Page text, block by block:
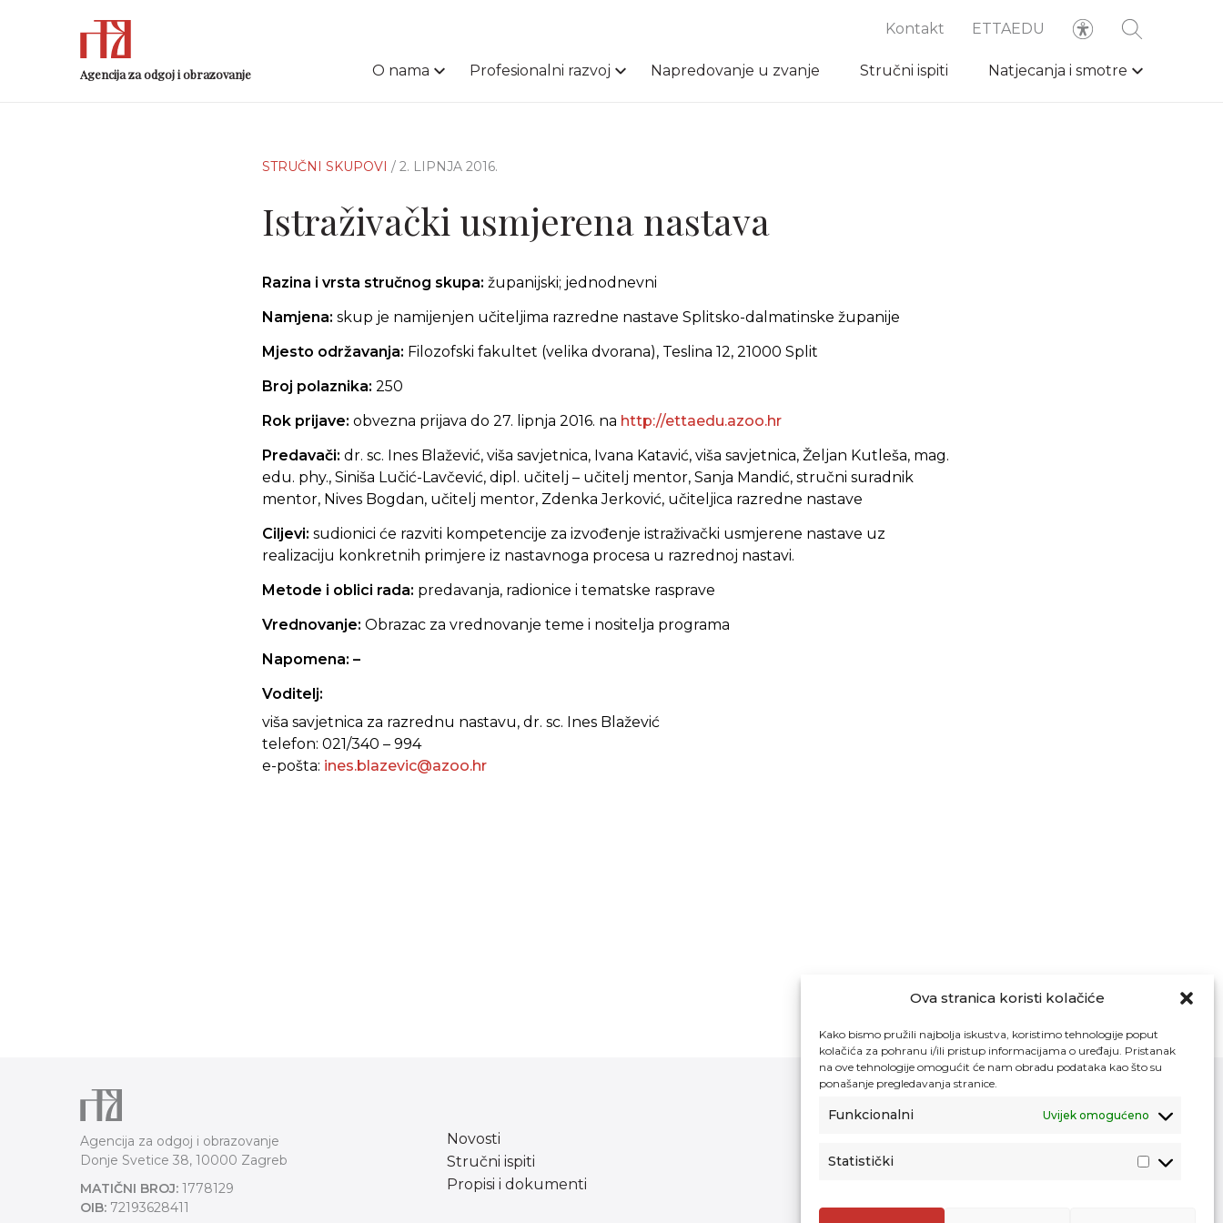
Ova stranica koristi kolačiće
Kako bismo pružili najbolja iskustva, koristimo tehnologije poput
kolačića za pohranu i/ili pristup informacijama o uređaju. Pristanak
na ove tehnologije omogućit će nam obradu podataka kao što su
ponašanje pregledavanja stranice.
Funkcionalni Uvijek omogućeno
Statistički
Agencija za odgoj i obrazovanje
Kontakt ETTAEDU
O nama Profesionalni razvoj Napredovanje u zvanje Stručni ispiti Natjecanja i smotre
STRUČNI SKUPOVI / 2. LIPNJA 2016.
Istraživački usmjerena nastava
Razina i vrsta stručnog skupa: županijski; jednodnevni
Namjena: skup je namijenjen učiteljima razredne nastave Splitsko-dalmatinske županije
Mjesto održavanja: Filozofski fakultet (velika dvorana), Teslina 12, 21000 Split
Broj polaznika: 250
Rok prijave: obvezna prijava do 27. lipnja 2016. na http://ettaedu.azoo.hr
Predavači: dr. sc. Ines Blažević, viša savjetnica, Ivana Katavić, viša savjetnica, Željan Kutleša, mag.
edu. phy., Siniša Lučić-Lavčević, dipl. učitelj – učitelj mentor, Sanja Mandić, stručni suradnik
mentor, Nives Bogdan, učitelj mentor, Zdenka Jerković, učiteljica razredne nastave
Ciljevi: sudionici će razviti kompetencije za izvođenje istraživački usmjerene nastave uz
realizaciju konkretnih primjere iz nastavnoga procesa u razrednoj nastavi.
Metode i oblici rada: predavanja, radionice i tematske rasprave
Vrednovanje: Obrazac za vrednovanje teme i nositelja programa
Napomena: –
Voditelj:
viša savjetnica za razrednu nastavu, dr. sc. Ines Blažević
telefon: 021/340 – 994
e-pošta: ines.blazevic@azoo.hr
Agencija za odgoj i obrazovanje
Donje Svetice 38, 10000 Zagreb
MATIČNI BROJ: 1778129
OIB: 72193628411
Novosti
Stručni ispiti
Propisi i dokumenti
Pristup informacijama
Povjerljiva osoba za unutarnje prijavljivanje